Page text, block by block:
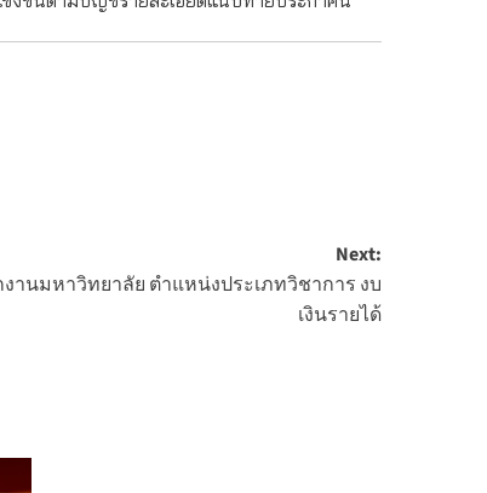
Next:
นมหาวิทยาลัย ตำแหน่งประเภทวิชาการ งบ
เงินรายได้